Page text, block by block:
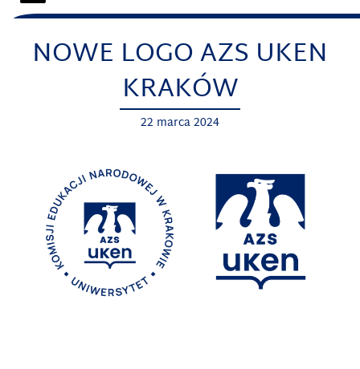
NOWE LOGO AZS UKEN
KRAKÓW
22 marca 2024